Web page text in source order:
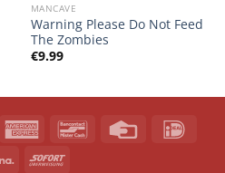
MANCAVE
Warning Please Do Not Feed
The Zombies
€9.99